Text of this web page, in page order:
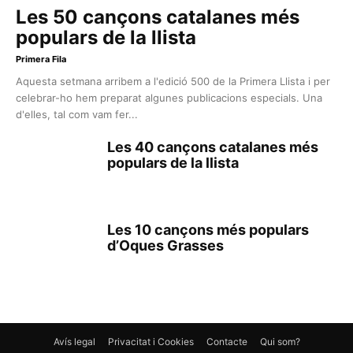
Les 50 cançons catalanes més
populars de la llista
Primera Fila
Aquesta setmana arribem a l'edició 500 de la Primera Llista i per
celebrar-ho hem preparat algunes publicacions especials. Una
d'elles, tal com vam fer...
Les 40 cançons catalanes més
populars de la llista
Les 10 cançons més populars
d’Oques Grasses
Avís legal Privacitat i Cookies Contacte Qui som?